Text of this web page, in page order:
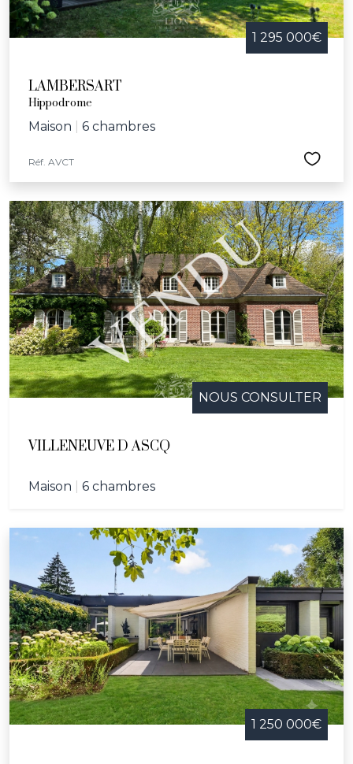
1 295 000€
LAMBERSART
Hippodrome
Maison 6 chambres
Réf. AVCT
NOUS CONSULTER
VILLENEUVE D ASCQ
Maison 6 chambres
1 250 000€